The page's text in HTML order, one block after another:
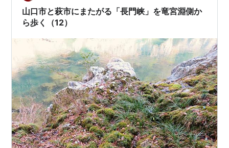
「舟入」で折り返しました。 現…
山口市と萩市にまたがる「長門峡」を竜宮淵側か
ら歩く（12）